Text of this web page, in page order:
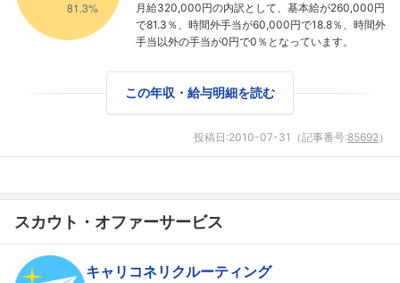
月給320,000円の内訳として、基本給が260,000円
で81.3％、時間外手当が60,000円で18.8％、時間外
手当以外の手当が0円で0％となっています。
この年収・給与明細を読む
投稿日:2010-07-31 （記事番号:85692）
スカウト・オファーサービス
キャリコネリクルーティング